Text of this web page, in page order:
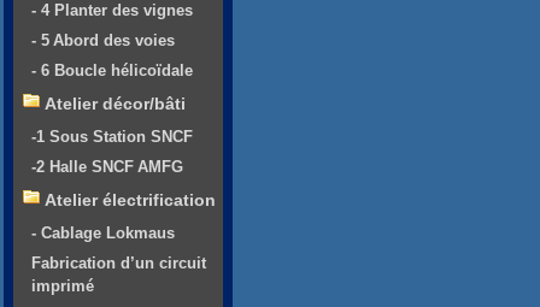
- 4 Planter des vignes
- 5 Abord des voies
- 6 Boucle hélicoïdale
Atelier décor/bâti
-1 Sous Station SNCF
-2 Halle SNCF AMFG
Atelier électrification
- Cablage Lokmaus
Fabrication d’un circuit
imprimé